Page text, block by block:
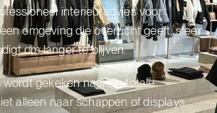
interieuradvies voor
omgeving die overzicht geeft, sfeer
om langer te blijven.
gekeken naar de totale
alleen naar schappen of displays,